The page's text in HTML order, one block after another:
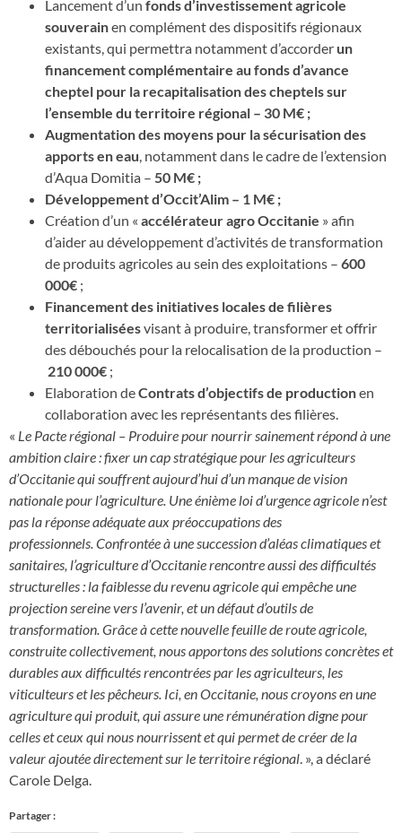
Lancement d’un fonds d’investissement agricole
souverainen complément des dispositifs régionaux
existants, qui permettra notamment d’accorder un
financementcomplémentaire au fonds d’avance
cheptel pour la recapitalisation des cheptels sur
l’ensemble du territoire régional – 30 M€ ;
Augmentation des moyens pour la sécurisation des
apports en eau, notamment dans le cadre de l’extension
d’Aqua Domitia – 50 M€ ;
Développement d’Occit’Alim – 1 M€ ;
Création d’un « accélérateur agro Occitanie » afin
d’aider au développement d’activités de transformation
de produits agricoles au sein des exploitations – 600
000€ ;
Financement des initiatives locales de filières
territorialiséesvisant à produire, transformer et offrir
des débouchés pour la relocalisation de la production –
210 000€ ;
Elaboration deContrats d’objectifs de productionen
collaboration avec les représentants des filières.
« Le Pacte régional – Produire pour nourrir sainement répond à une
ambition claire : fixer un cap stratégique pour les agriculteurs
d’Occitanie qui souffrent aujourd’hui d’un manque de vision
nationale pour l’agriculture. Une énième loi d’urgence agricole n’est
pas la réponse adéquate aux préoccupations des
professionnels. Confrontée à une succession d’aléas climatiques et
sanitaires, l’agriculture d’Occitanie rencontre aussi des difficultés
structurelles : la faiblesse du revenu agricole qui empêche une
projection sereine vers l’avenir, et un défaut d’outils de
transformation. Grâce à cette nouvelle feuille de route agricole,
construite collectivement, nous apportons des solutions concrètes et
durables aux difficultés rencontrées par les agriculteurs, les
viticulteurs et les pêcheurs. Ici, en Occitanie, nous croyons en une
agriculture qui produit, qui assure une rémunération digne pour
celles et ceux qui nous nourrissent et qui permet de créer de la
valeur ajoutée directement sur le territoire régional. », a déclaré
Carole Delga.
Partager :